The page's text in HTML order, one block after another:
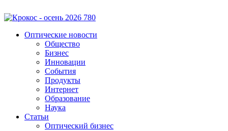
Оптические новости
Общество
Бизнес
Инновации
События
Продукты
Интернет
Образование
Наука
Статьи
Оптический бизнес